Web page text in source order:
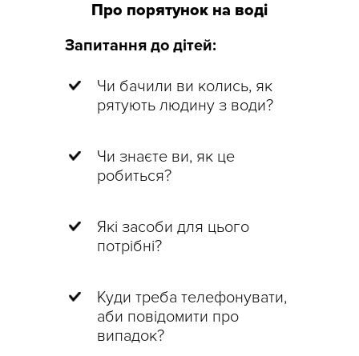
Про порятунок на воді
Запитання до дітей:
Чи бачили ви колись, як
рятують людину з води?
Чи знаєте ви, як це
робиться?
Які засоби для цього
потрібні?
Куди треба телефонувати,
аби повідомити про
випадок?